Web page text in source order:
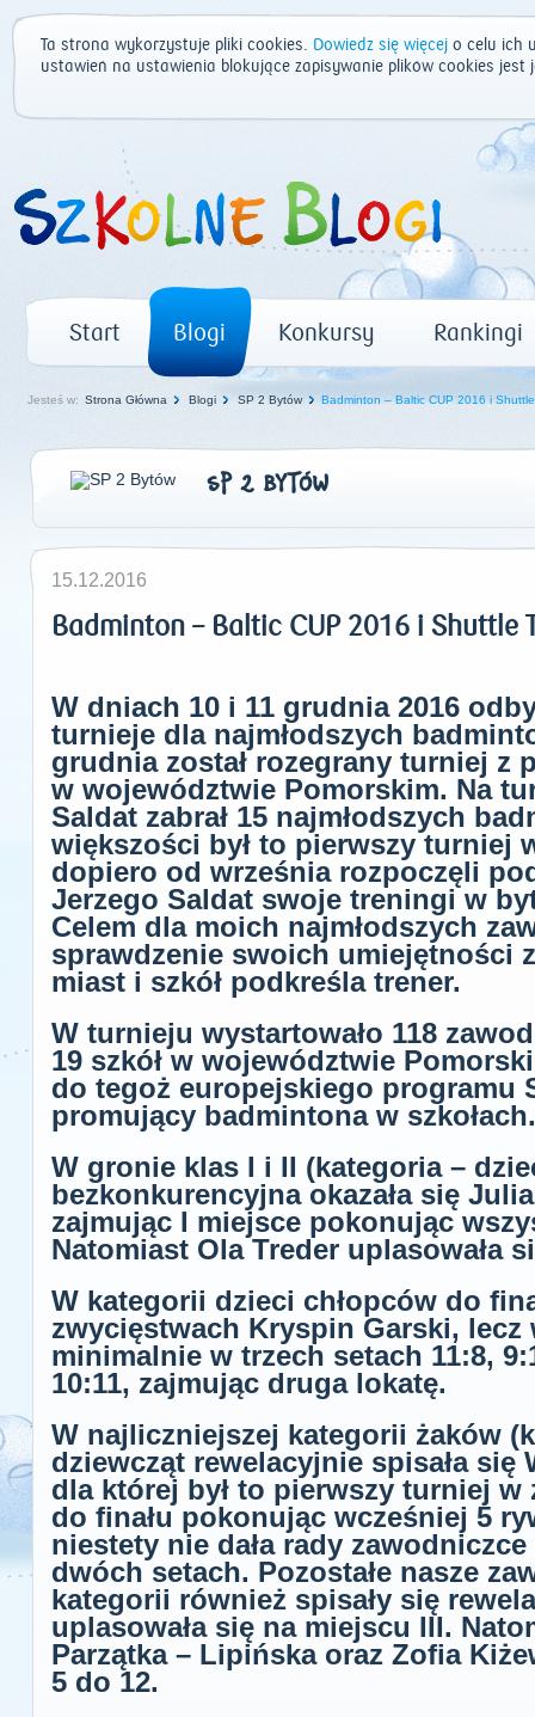
Ta strona wykorzystuje pliki cookies. Dowiedz się więcej o celu ich
ustawień na ustawienia blokujące zapisywanie plików cookies
Start Blogi Konkursy Rankingi
Jesteś w: Strona Główna Blogi SP 2 Bytów Badminton – Baltic CUP 2016 i
SP 2 BYTÓW
15.12.2016
Badminton – Baltic CUP 2016 i Shuttle
W dniach 10 i 11 grudnia 2016
turnieje dla najmłodszych
grudnia został rozegrany turniej z
w województwie Pomorskim. Na
Saldat zabrał 15 najmłodszych
większości był to pierwszy turniej
dopiero od września rozpoczęli
Jerzego Saldat swoje treningi w
Celem dla moich najmłodszych
sprawdzenie swoich umiejętności
miast i szkół podkreśla trener.
W turnieju wystartowało 118
19 szkół w województwie
do tegoż europejskiego programu
promujący badmintona w szkołach.
W gronie klas I i II (kategoria –
bezkonkurencyjna okazała się
zajmując I miejsce pokonując
Natomiast Ola Treder uplasowała
W kategorii dzieci chłopców do
zwycięstwach Kryspin Garski, lecz
minimalnie w trzech setach 11:8,
10:11, zajmując druga lokatę.
W najliczniejszej kategorii żaków
dziewcząt rewelacyjnie spisała się
dla której był to pierwszy turniej w
do finału pokonując wcześniej 5
niestety nie dała rady
dwóch setach. Pozostałe nasze
kategorii również spisały się
uplasowała się na miejscu III.
Parzątka – Lipińska oraz Zofia
5 do 12.